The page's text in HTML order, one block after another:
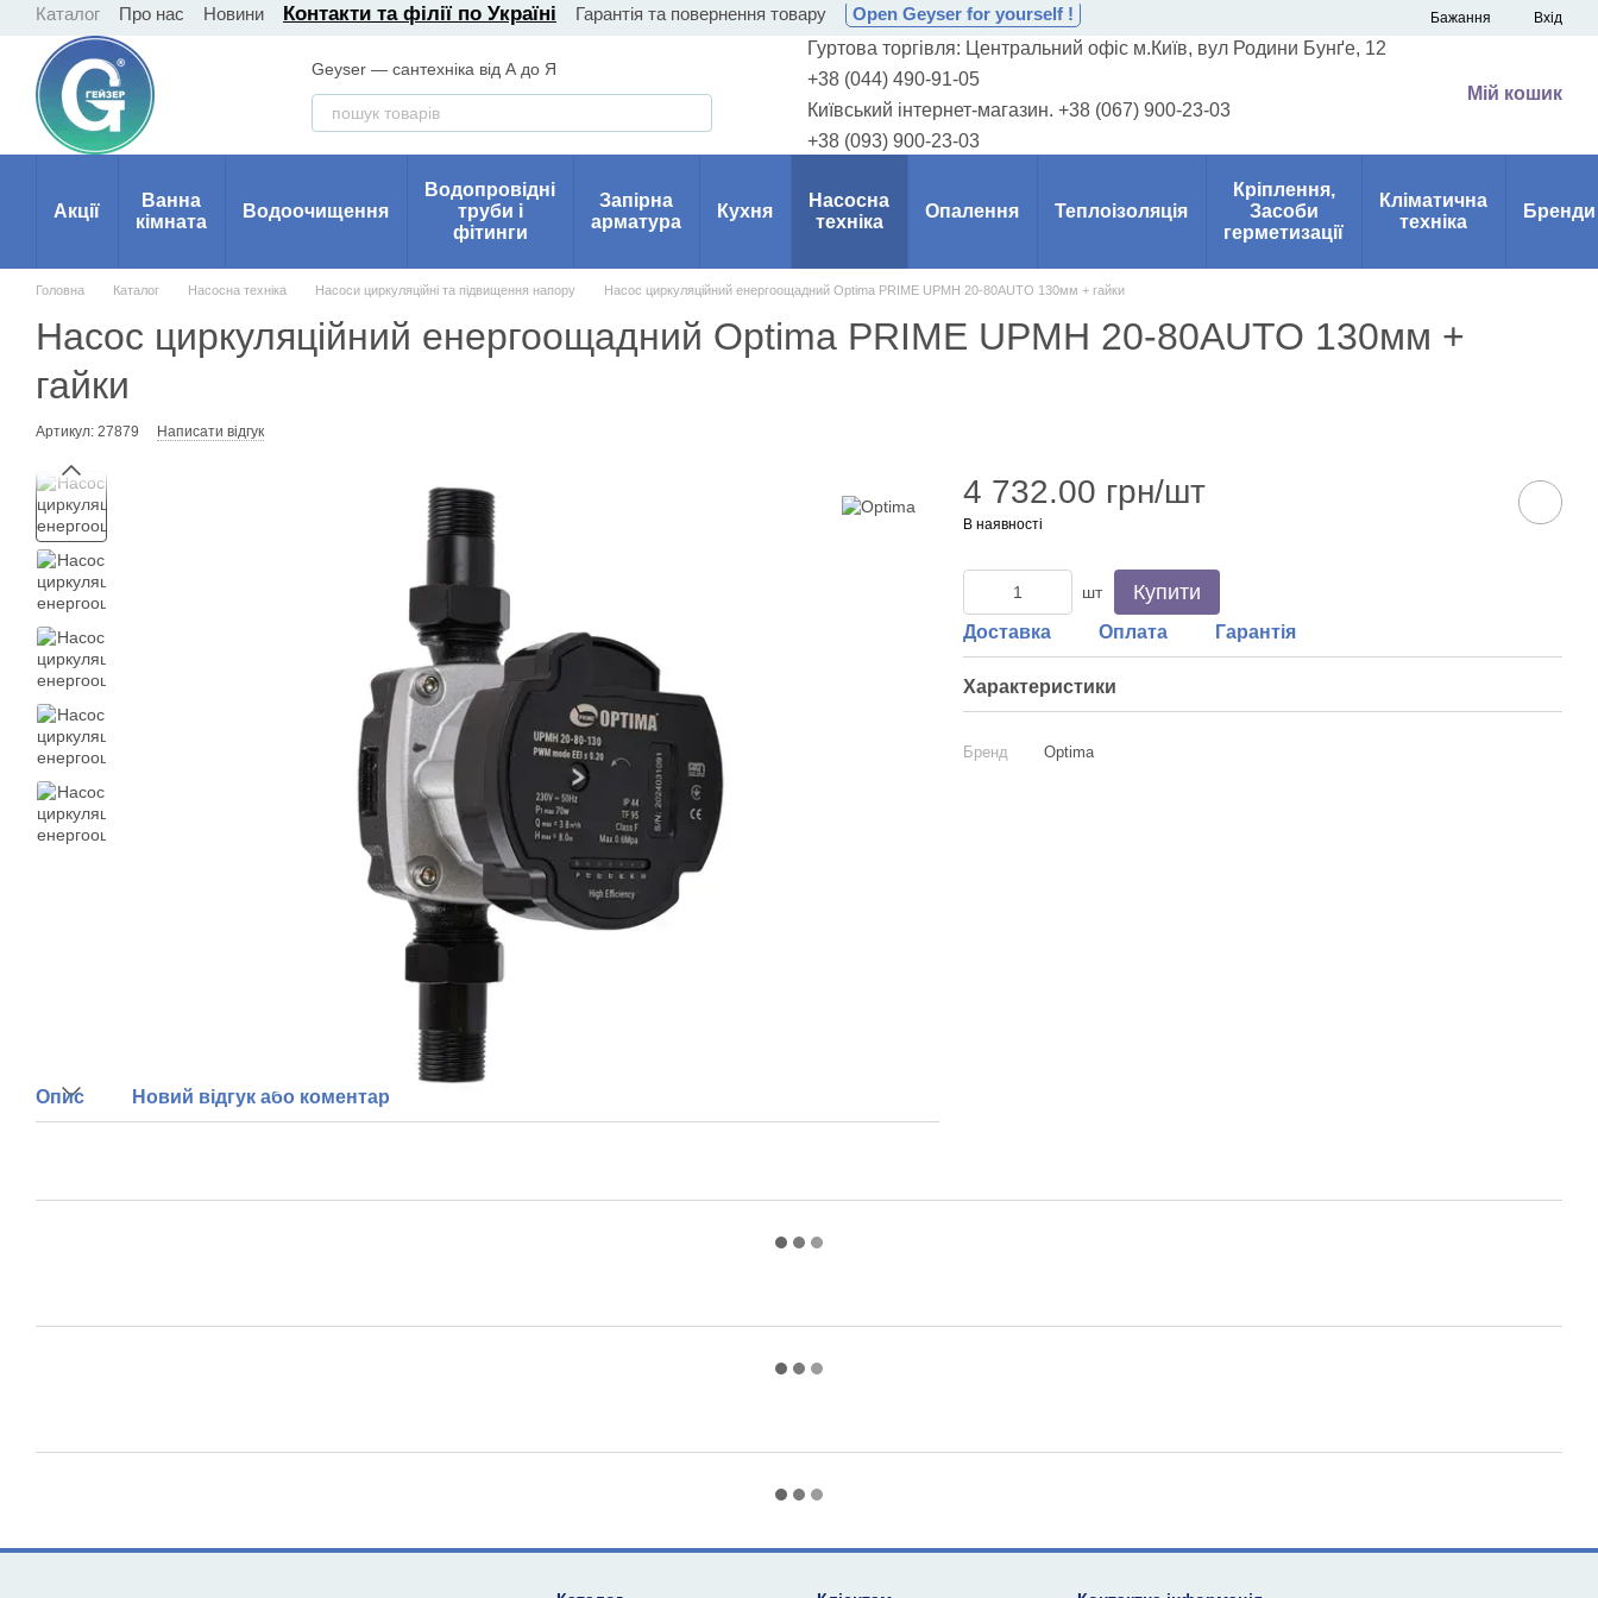
Перейти до основного контенту
Каталог Про нас Новини Контакти та філії по Україні Гарантія та повернення товару Open Geyser for yourself ! Бажання Вхід
Geyser — сантехніка від А до Я
Гуртова торгівля: Центральний офіс м.Київ, вул Родини Бунґе, 12
+38 (044) 490-91-05
Київський інтернет-магазин. +38 (067) 900-23-03
+38 (093) 900-23-03
Мій кошик
Акції
Ванна
кімната
Водоочищення
Водопровідні
труби і
фітинги
Запірна
арматура
Кухня
Насосна
техніка
Опалення Теплоізоляція
Кріплення,
Засоби
герметизації
Кліматична
техніка
Бренди
Головна Каталог Насосна техніка Насоси циркуляційні та підвищення напору Насос циркуляційний енергоощадний Optima PRIME UPMH 20-80AUTO 130мм + гайки
Насос циркуляційний енергоощадний Optima PRIME UPMH 20-80AUTO 130мм +
гайки
Артикул: 27879 Написати відгук
Опис Новий відгук або коментар
4 732.00 грн/шт
В наявності
шт Купити
Доставка Оплата Гарантія
Характеристики
Бренд Optima